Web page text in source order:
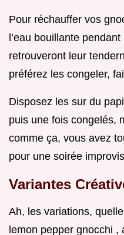
Pour réchauffer vos
l’eau bouillante
retrouveront leur
préférez les congeler,
Disposez les sur du
puis une fois congelés,
comme ça, vous avez
pour une soirée
Variantes
Ah, les variations,
lemon pepper gnocchi